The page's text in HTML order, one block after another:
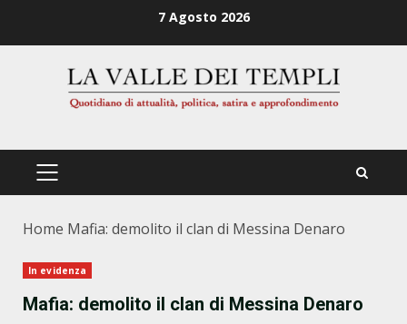
7 Agosto 2026
PRIMÄRES
Home Mafia: demolito il clan di Messina Denaro
In evidenza
Mafia: demolito il clan di Messina Denaro